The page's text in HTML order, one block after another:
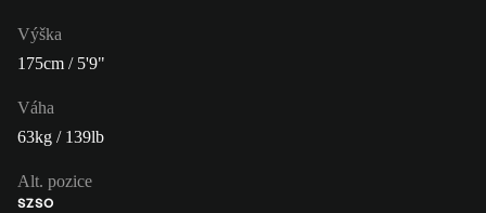
Výška
175cm / 5'9"
Váha
63kg / 139lb
Alt. pozice
SZSO